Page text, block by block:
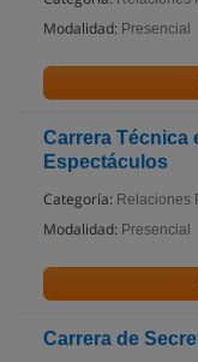
Modalidad: Presencial
Carrera Técnica
Espectáculos
Categoría: Relaciones
Modalidad: Presencial
Carrera de